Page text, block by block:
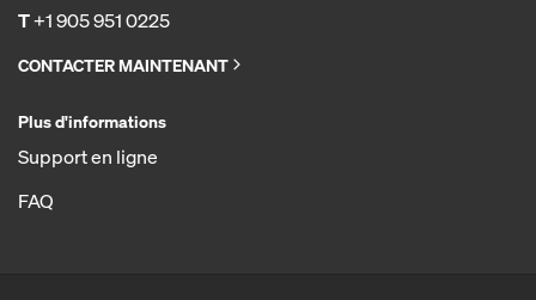
T+1 905 951 0225
CONTACTER MAINTENANT
Plus d'informations
Support en ligne
FAQ